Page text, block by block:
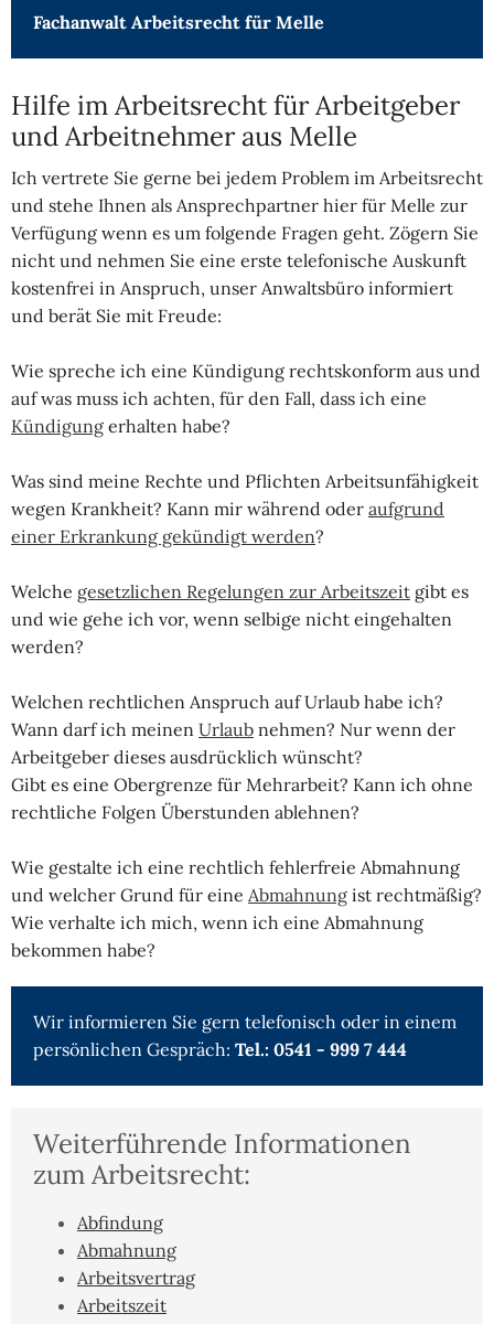
Fachanwalt Arbeitsrecht für Melle
Hilfe im Arbeitsrecht für Arbeitgeber
und Arbeitnehmer aus Melle
Ich vertrete Sie gerne bei jedem Problem im Arbeitsrecht
und stehe Ihnen als Ansprechpartner hier für Melle zur
Verfügung wenn es um folgende Fragen geht. Zögern Sie
nicht und nehmen Sie eine erste telefonische Auskunft
kostenfrei in Anspruch, unser Anwaltsbüro informiert
und berät Sie mit Freude:
Wie spreche ich eine Kündigung rechtskonform aus und
auf was muss ich achten, für den Fall, dass ich eine
Kündigung erhalten habe?
Was sind meine Rechte und Pflichten Arbeitsunfähigkeit
wegen Krankheit? Kann mir während oder aufgrund
einer Erkrankung gekündigt werden?
Welche gesetzlichen Regelungen zur Arbeitszeit gibt es
und wie gehe ich vor, wenn selbige nicht eingehalten
werden?
Welchen rechtlichen Anspruch auf Urlaub habe ich?
Wann darf ich meinen Urlaub nehmen? Nur wenn der
Arbeitgeber dieses ausdrücklich wünscht?
Gibt es eine Obergrenze für Mehrarbeit? Kann ich ohne
rechtliche Folgen Überstunden ablehnen?
Wie gestalte ich eine rechtlich fehlerfreie Abmahnung
und welcher Grund für eine Abmahnung ist rechtmäßig?
Wie verhalte ich mich, wenn ich eine Abmahnung
bekommen habe?
Wir informieren Sie gern telefonisch oder in einem
persönlichen Gespräch: Tel.: 0541 - 999 7 444
Weiterführende Informationen
zum Arbeitsrecht:
Abfindung
Abmahnung
Arbeitsvertrag
Arbeitszeit